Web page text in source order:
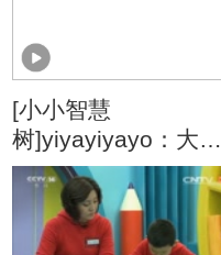
[小小智慧
树]yiyayiyayo：大公
鸡